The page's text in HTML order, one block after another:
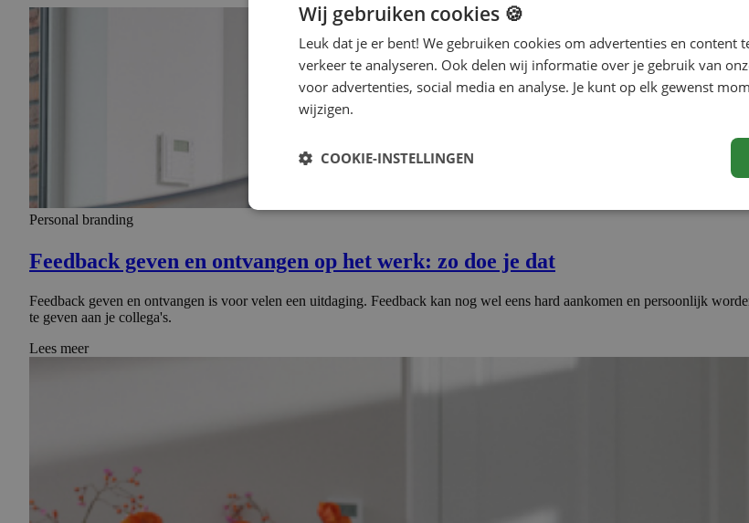
Personal branding
Feedback geven en ontvangen op het werk: zo doe je dat
Feedback geven en ontvangen is voor velen een uitdaging. Feedback kan nog wel eens hard aankomen en persoonlijk
te geven aan je collega's.
Lees meer
Wij gebruiken cookies 🍪
Leuk dat je er bent! We gebruiken cookies om advertenties en content
verkeer te analyseren. Ook delen wij informatie over je gebruik van
voor advertenties, social media en analyse. Je kunt op elk gewenst
wijzigen.
COOKIE-INSTELLINGEN